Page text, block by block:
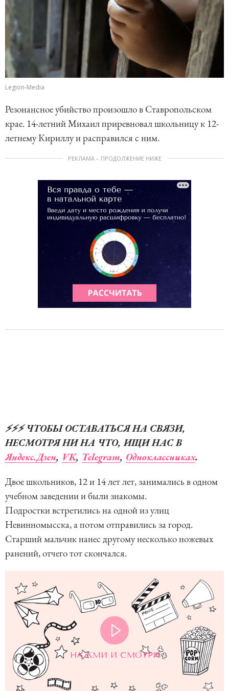
Legion-Media
Резонансное убийство произошло в Ставропольском
крае. 14-летний Михаил приревновал школьницу к 12-
летнему Кириллу и расправился с ним.
РЕКЛАМА – ПРОДОЛЖЕНИЕ НИЖЕ
⚡️⚡️⚡️ ЧТОБЫ ОСТАВАТЬСЯ НА СВЯЗИ,
НЕСМОТРЯ НИ НА ЧТО, ИЩИ НАС В
Яндекс.Дзен, VK, Telegram, Одноклассниках.
Двое школьников, 12 и 14 лет лет, занимались в одном
учебном заведении и были знакомы.
Подростки встретились на одной из улиц
Невинномысска, а потом отправились за город.
Старший мальчик нанес другому несколько ножевых
ранений, отчего тот скончался.
НАЖМИ И СМОТРИ